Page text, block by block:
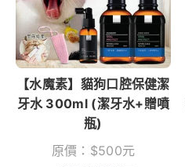
【水魔素】貓狗口腔保健潔
牙水 300ml (潔牙水+贈噴
瓶)
原價： $500元